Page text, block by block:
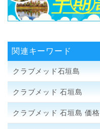
関連キーワード
クラブメッド石垣島
クラブメッド 石垣島
クラブメッド 石垣島 価格